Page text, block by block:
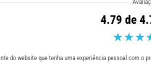
4.79 de
do website que tenha uma experiência pessoal com